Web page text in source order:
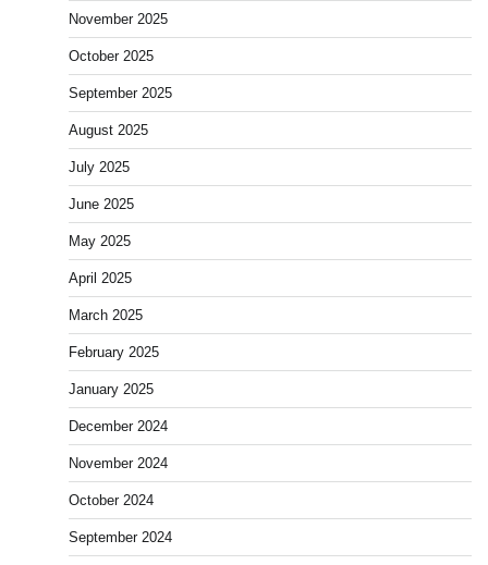
November 2025
October 2025
September 2025
August 2025
July 2025
June 2025
May 2025
April 2025
March 2025
February 2025
January 2025
December 2024
November 2024
October 2024
September 2024